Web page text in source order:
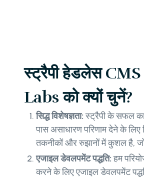
स्ट्रैपी हेडलेस
Labs को क्यों चुनें?
सिद्ध विशेषज्ञता:स्ट्रैपी के सफल
पास असाधारण परिणाम देने के लिए
तकनीकों और रुझानों में कुशल है,
एजाइल डेवलपमेंट पद्धति:हम
करने के लिए एजाइल डेवलपमेंट